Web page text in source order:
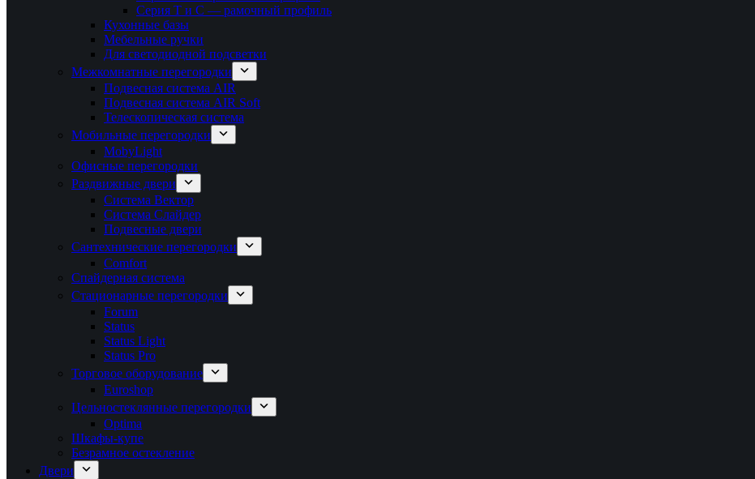
Серия T и C — рамочный профиль
Кухонные базы
Мебельные ручки
Для светодиодной подсветки
Межкомнатные перегородки
Подвесная система AIR
Подвесная система AIR Soft
Телескопическая система
Мобильные перегородки
MobyLight
Офисные перегородки
Раздвижные двери
Система Вектор
Система Слайдер
Подвесные двери
Сантехнические перегородки
Comfort
Спайдерная система
Стационарные перегородки
Forum
Status
Status Light
Status Pro
Торговое оборудование
Euroshop
Цельностеклянные перегородки
Optima
Шкафы-купе
Безрамное остекление
Двери